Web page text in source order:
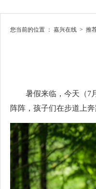
您当前的位置 ： 嘉兴在线 > 推
暑假来临， 今天（7
阵阵，孩子们在步道上